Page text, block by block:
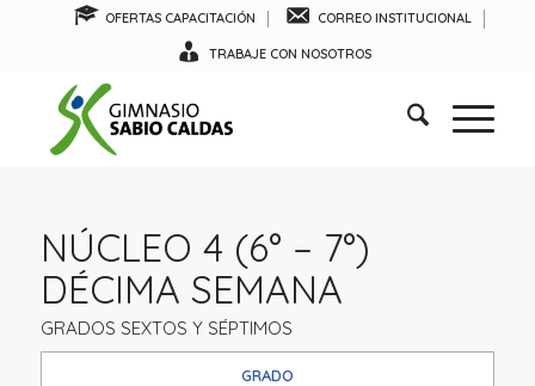
OFERTAS CAPACITACIÓN CORREO INSTITUCIONAL
TRABAJE CON NOSOTROS
NÚCLEO 4 (6° – 7°)
DÉCIMA SEMANA
GRADOS SEXTOS Y SÉPTIMOS
GRADO